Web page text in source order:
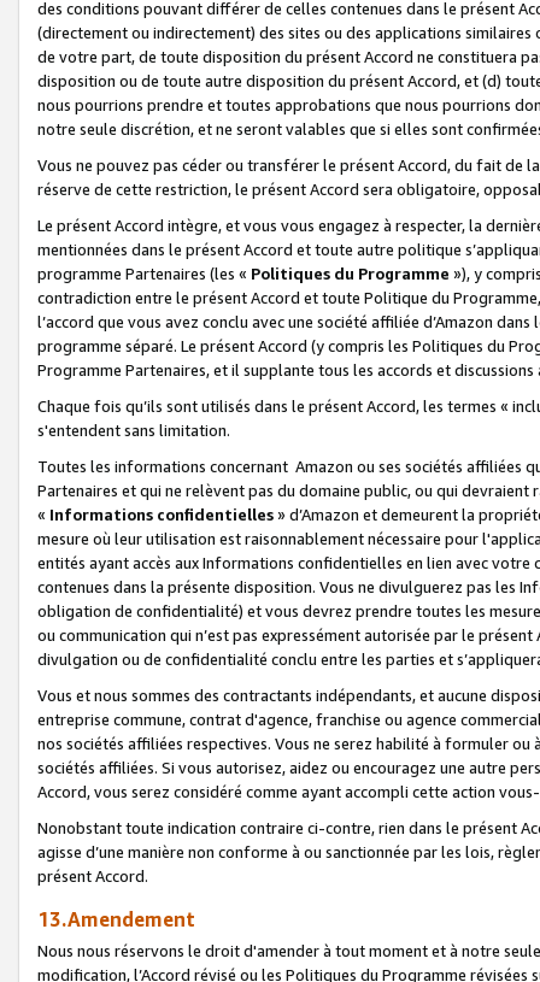
des conditions pouvant différer de celles contenues dans le présent
(directement ou indirectement) des sites ou des applications
de votre part, de toute disposition du présent Accord ne constituera
disposition ou de toute autre disposition du présent Accord, et (d)
nous pourrions prendre et toutes approbations que nous pourrions
notre seule discrétion, et ne seront valables que si elles sont
Vous ne pouvez pas céder ou transférer le présent Accord, du fait de
réserve de cette restriction, le présent Accord sera obligatoire,
Le présent Accord intègre, et vous vous engagez à respecter, la
mentionnées dans le présent Accord et toute autre politique
programme Partenaires (les « Politiques du Programme »), y
contradiction entre le présent Accord et toute Politique du
l’accord que vous avez conclu avec une société affiliée d’Amazon
programme séparé. Le présent Accord (y compris les Politiques du
Programme Partenaires, et il supplante tous les accords et discussions
Chaque fois qu’ils sont utilisés dans le présent Accord, les termes «
s'entendent sans limitation.
Toutes les informations concernant Amazon ou ses sociétés affiliées
Partenaires et qui ne relèvent pas du domaine public, ou qui
« Informations confidentielles» d’Amazon et demeurent la
mesure où leur utilisation est raisonnablement nécessaire pour
entités ayant accès aux Informations confidentielles en lien avec
contenues dans la présente disposition. Vous ne divulguerez pas les
obligation de confidentialité) et vous devrez prendre toutes les
ou communication qui n’est pas expressément autorisée par le
divulgation ou de confidentialité conclu entre les parties et
Vous et nous sommes des contractants indépendants, et aucune
entreprise commune, contrat d'agence, franchise ou agence
nos sociétés affiliées respectives. Vous ne serez habilité à formuler
sociétés affiliées. Si vous autorisez, aidez ou encouragez une autre
Accord, vous serez considéré comme ayant accompli cette action
Nonobstant toute indication contraire ci-contre, rien dans le présent
agisse d’une manière non conforme à ou sanctionnée par les lois,
présent Accord.
13.Amendement
Nous nous réservons le droit d'amender à tout moment et à notre
modification, l’Accord révisé ou les Politiques du Programme